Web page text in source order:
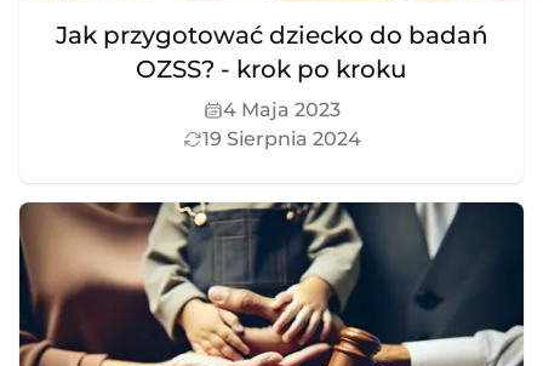
Jak przygotować dziecko do badań
OZSS? - krok po kroku
4 Maja 2023
19 Sierpnia 2024